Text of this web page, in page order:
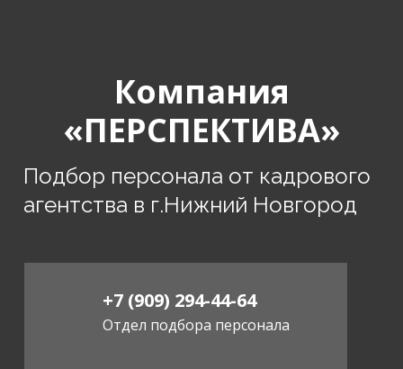
Отдел подбора персонала
+7 (909) 294-44-64
Подбор персонала от кадрового
агентства в г.Нижний Новгород
Компания
«ПЕРСПЕКТИВА»